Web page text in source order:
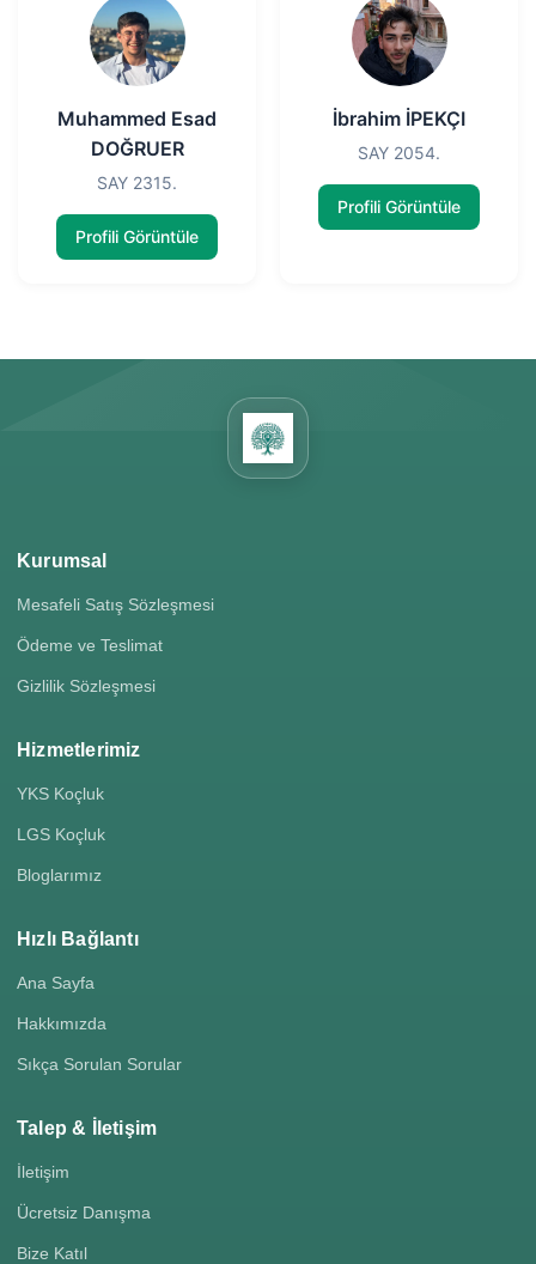
Muhammed Esad
DOĞRUER
SAY 2315.
Profili Görüntüle
İbrahim İPEKÇI
SAY 2054.
Profili Görüntüle
Kurumsal
Mesafeli Satış Sözleşmesi
Ödeme ve Teslimat
Gizlilik Sözleşmesi
Hizmetlerimiz
YKS Koçluk
LGS Koçluk
Bloglarımız
Hızlı Bağlantı
Ana Sayfa
Hakkımızda
Sıkça Sorulan Sorular
Talep & İletişim
İletişim
Ücretsiz Danışma
Bize Katıl